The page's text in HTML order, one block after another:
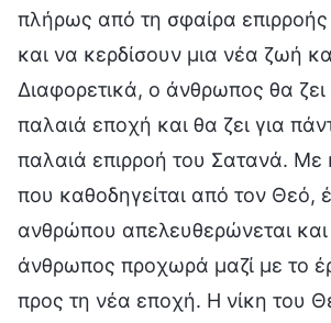
πλήρως από τη σφαίρα
και να κερδίσουν μια νέα ζωή
Διαφορετικά, ο άνθρωπος θα
παλαιά εποχή και θα ζει για
παλαιά επιρροή του Σατανά. Με
που καθοδηγείται από τον Θεό,
ανθρώπου απελευθερώνεται και
άνθρωπος προχωρά μαζί με το
προς τη νέα εποχή. Η νίκη του